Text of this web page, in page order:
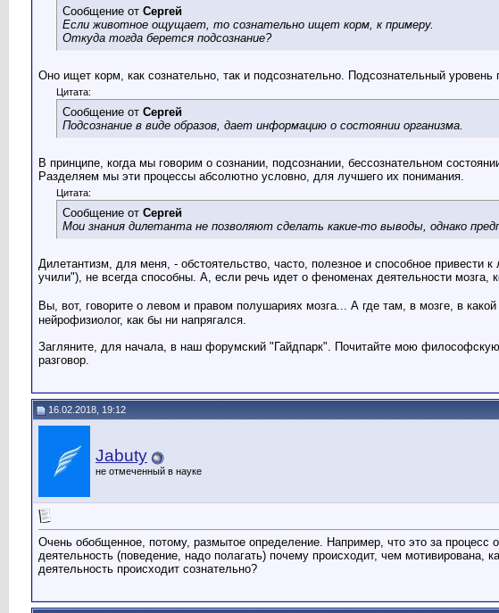
Сообщение от Сергей
Если животное ощущает, то сознательно ищет корм, к примеру.
Откуда тогда берется подсознание?
Оно ищет корм, как сознательно, так и подсознательно. Подсознательный
Цитата:
Сообщение от Сергей
Подсознание в виде образов, дает информацию о состоянии организма.
В принципе, когда мы говорим о сознании, подсознании, бессознательном
Разделяем мы эти процессы абсолютно условно, для лучшего их понимания.
Цитата:
Сообщение от Сергей
Мои знания дилетанта не позволяют сделать какие-то выводы, однако
Дилетантизм, для меня, - обстоятельство, часто, полезное и способное
учили"), не всегда способны. А, если речь идет о феноменах деятельности
Вы, вот, говорите о левом и правом полушариях мозга... А где там, в мозге, в
нейрофизиолог, как бы ни напрягался.
Загляните, для начала, в наш форумский "Гайдпарк". Почитайте мою
разговор.
16.02.2018, 19:12
Jabuty
не отмеченный в науке
Очень обобщенное, потому, размытое определение. Например, что это за процесс
деятельность (поведение, надо полагать) почему происходит, чем мотивирована,
деятельность происходит сознательно?